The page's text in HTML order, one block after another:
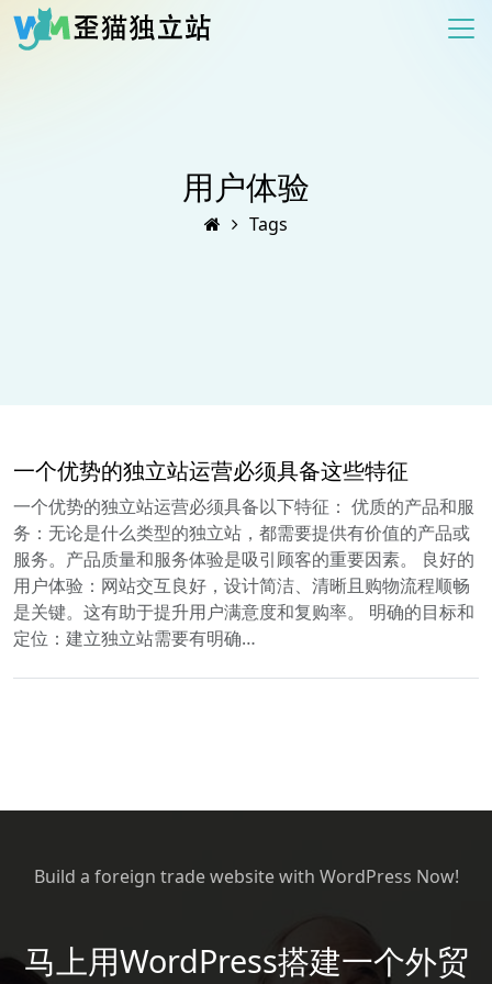
用户体验
Tags
一个优势的独立站运营必须具备这些特征
一个优势的独立站运营必须具备以下特征： 优质的产品和服
务：无论是什么类型的独立站，都需要提供有价值的产品或
服务。产品质量和服务体验是吸引顾客的重要因素。 良好的
用户体验：网站交互良好，设计简洁、清晰且购物流程顺畅
是关键。这有助于提升用户满意度和复购率。 明确的目标和
定位：建立独立站需要有明确…
Build a foreign trade website with WordPress Now!
马上用WordPress搭建一个外贸